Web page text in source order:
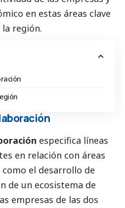
en estas áreas clave
región.
especifica líneas
en relación con áreas
el desarrollo de
de un ecosistema de
empresas de las dos